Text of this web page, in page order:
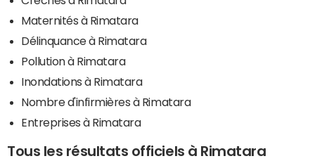
Maternités à Rimatara
Délinquance à Rimatara
Pollution à Rimatara
Inondations à Rimatara
Nombre d'infirmières à Rimatara
Entreprises à Rimatara
Tous les résultats officiels à Rimatara